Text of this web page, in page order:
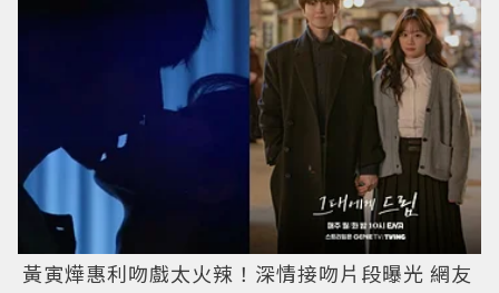
黃寅燁惠利吻戲太火辣！深情接吻片段曝光 網友